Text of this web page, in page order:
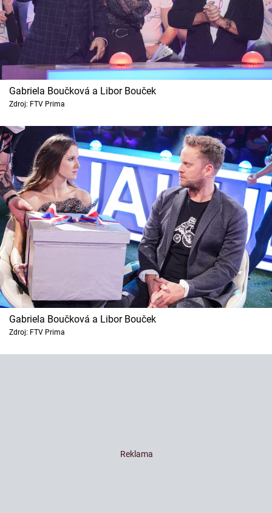
Gabriela Boučková a Libor Bouček
Zdroj: FTV Prima
Gabriela Boučková a Libor Bouček
Zdroj: FTV Prima